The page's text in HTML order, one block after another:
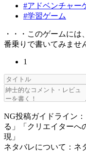
#アドベンチャー
#学習ゲーム
・・・このゲームに
番乗りで書いてみませ
1
NG投稿ガイドライン
る」「クリエイターへ
現」
ネタバレについて：ネ